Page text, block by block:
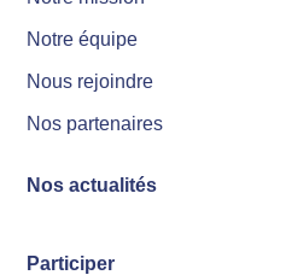
Notre équipe
Nous rejoindre
Nos partenaires
Nos actualités
Participer